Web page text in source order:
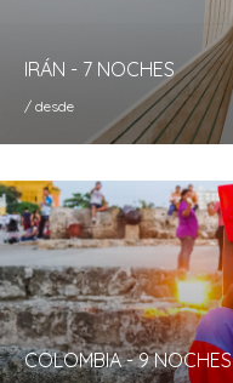
IRÁN - 7 NOCHES
/ desde
COLOMBIA - 9 NOCHES